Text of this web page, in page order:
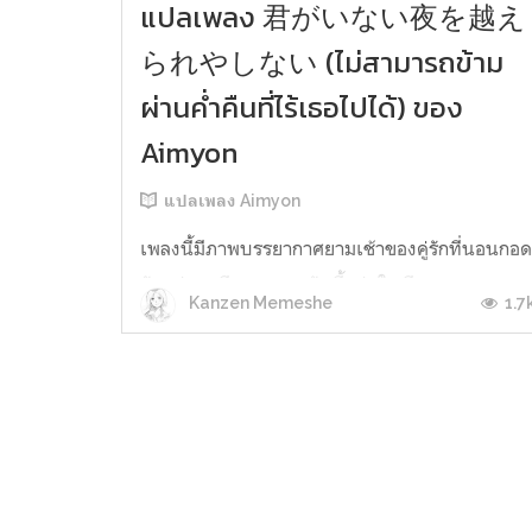
แปลเพลง 君がいない夜を越え
られやしない (ไม่สามารถข้าม
ผ่านค่ำคืนที่ไร้เธอไปได้) ของ
Aimyon
แปลเพลง Aimyon
เพลงนี้มีภาพบรรยากาศยามเช้าของคู่รักที่นอนกอด
กันอยู่บนเตียง อากาศวันนี้แจ่มใส มีแสงแดดลอด
เข้ามาทางหน้าต่าง สาดส่องชุดชั้นในของทั้งคู่ที่ถูก
Kanzen Memeshe